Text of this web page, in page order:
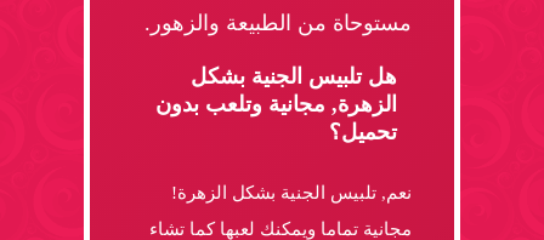
مستوحاة من الطبيعة والزهور.
هل تلبيس الجنية بشكل
الزهرة, مجانية وتلعب بدون
تحميل؟
نعم, تلبيس الجنية بشكل الزهرة!
مجانية تماما ويمكنك لعبها كما تشاء